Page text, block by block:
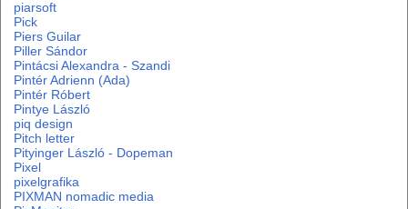
piarsoft
Pick
Piers Guilar
Piller Sándor
Pintácsi Alexandra - Szandi
Pintér Adrienn (Ada)
Pintér Róbert
Pintye László
piq design
Pitch letter
Pityinger László - Dopeman
Pixel
pixelgrafika
PIXMAN nomadic media